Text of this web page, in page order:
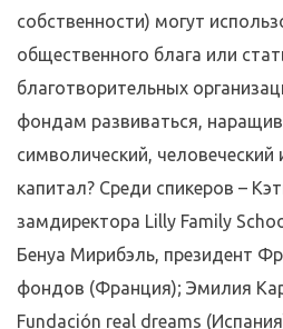
собственности) могут
общественного блага или
благотворительных
фондам развиваться,
символический, человеческий
капитал? Среди спикеров –
замдиректора Lilly Family
Бенуа Мирибэль, президент
фондов (Франция); Эмилия
Fundación real dreams